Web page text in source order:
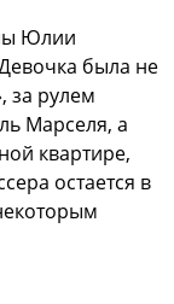
Юлии
была не
за рулем
Марселя, а
квартире,
остается в